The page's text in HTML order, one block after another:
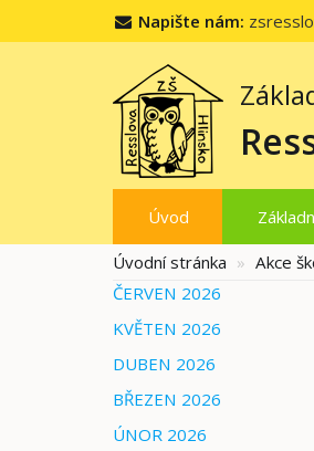
Napište nám:
Úvod
Úvodní stránka Akce
ČERVEN 2026
KVĚTEN 2026
DUBEN 2026
BŘEZEN 2026
ÚNOR 2026